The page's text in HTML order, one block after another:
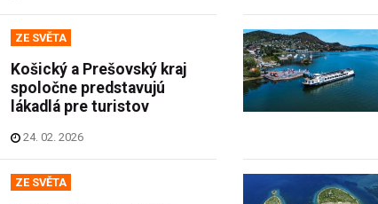
ZE SVĚTA
Košický a Prešovský kraj
spoločne predstavujú
lákadlá pre turistov
24. 02. 2026
ZE SVĚTA